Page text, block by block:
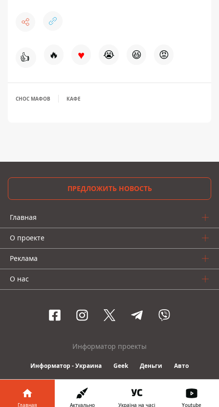
👍 🔥 ♥ 😭 😆 😡
СНОС МАФОВ КАФЕ
ПРЕДЛОЖИТЬ НОВОСТЬ
Главная
О проекте
Реклама
О нас
Информатор проекты
Информатор - Украина Geek Деньги Авто
© 2016-2026 Informator
Главная Актуально Україна на часі Youtube